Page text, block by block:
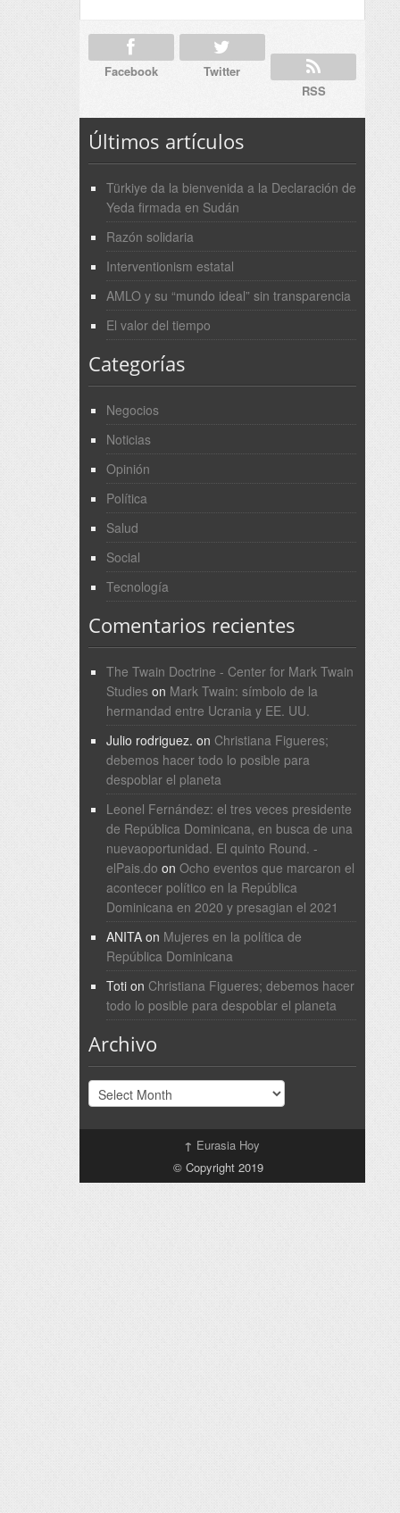
Facebook
Twitter
RSS
Últimos artículos
Türkiye da la bienvenida a la Declaración de
Yeda firmada en Sudán
Razón solidaria
Interventionism estatal
AMLO y su “mundo ideal” sin transparencia
El valor del tiempo
Categorías
Negocios
Noticias
Opinión
Política
Salud
Social
Tecnología
Comentarios recientes
The Twain Doctrine - Center for Mark Twain
Studieson Mark Twain: símbolo de la
hermandad entre Ucrania y EE. UU.
Julio rodriguez. on Christiana Figueres;
debemos hacer todo lo posible para
despoblar el planeta
Leonel Fernández: el tres veces presidente
de República Dominicana, en busca de una
nuevaoportunidad. El quinto Round. -
elPais.do on Ocho eventos que marcaron el
acontecer político en la República
Dominicana en 2020 y presagian el 2021
ANITAon Mujeres en la política de
República Dominicana
Totion Christiana Figueres; debemos hacer
todo lo posible para despoblar el planeta
Archivo
Archivo
↑ Eurasia Hoy
© Copyright 2019